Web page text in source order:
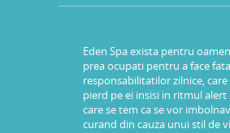
Eden Spa exista pentru
prea ocupati pentru a face fata
responsabilitatilor zilnice, care
pierd pe ei insisi in ritmul alert
care se tem ca se vor
curand din cauza unui stil de